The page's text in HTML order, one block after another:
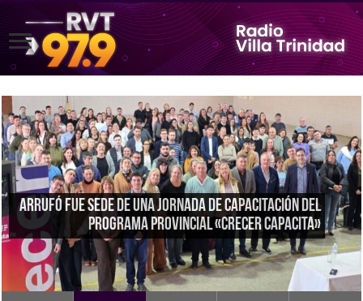
Gastos fijos : quiénes perdieron más frente a las
últimas subas